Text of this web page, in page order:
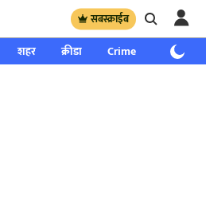
सबस्क्राईब
शहर क्रीडा Crime साप्ताहिक